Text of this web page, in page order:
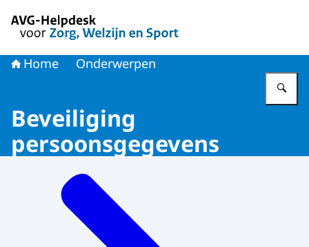
Home Onderwerpen
Beveiliging
persoonsgegevens